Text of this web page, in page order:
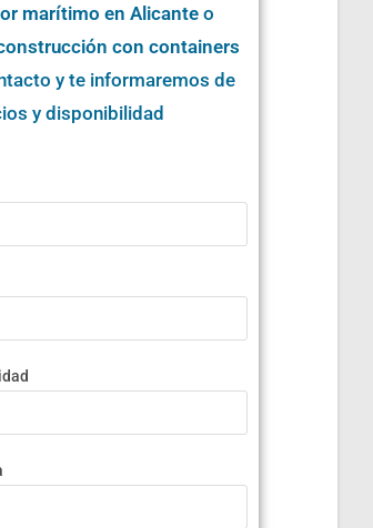
marítimo en Alicanteo
con containers
y te informaremos de
y disponibilidad